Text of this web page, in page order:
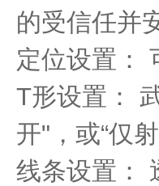
的受信任并
定位设置：
T形设置：
开"，或“仅
线条设置：